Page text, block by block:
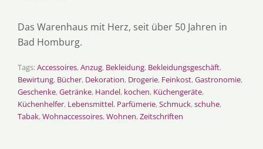
Das Warenhaus mit Herz, seit über 50 Jahren in
Bad Homburg.
Tags:Accessoires,Anzug, Bekleidung, Bekleidungsgeschäft,
Bewirtung, Bücher, Dekoration, Drogerie, Feinkost,Gastronomie,
Geschenke,Getränke, Handel, kochen, Küchengeräte,
Küchenhelfer, Lebensmittel, Parfümerie,Schmuck,schuhe,
Tabak,Wohnaccessoires,Wohnen,Zeitschriften